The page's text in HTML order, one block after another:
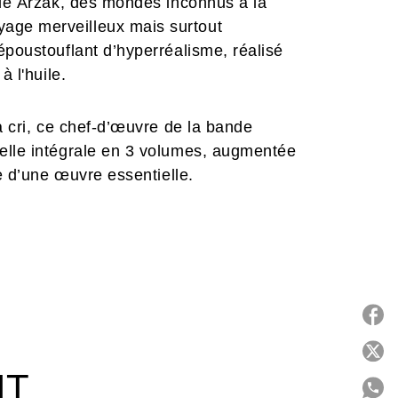
merveilleux mais surtout
d’hyperréalisme, réalisé
l'huile.
cri, ce chef-d’œuvre de la bande
intégrale en 3 volumes, augmentée
d’une œuvre essentielle.